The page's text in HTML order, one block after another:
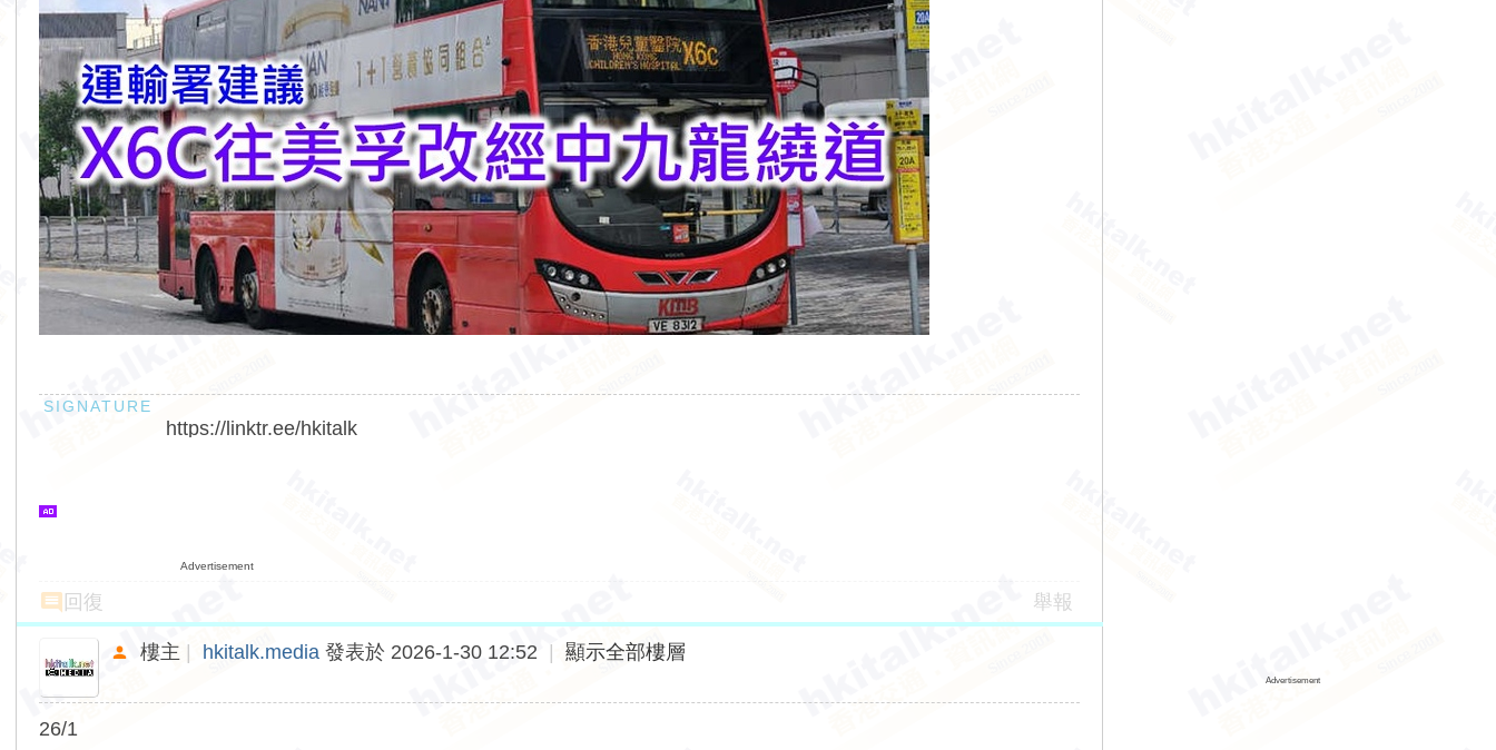
https://linktr.ee/hkitalk
Advertisement
回復 舉報
樓主 hkitalk.media 發表於 2026-1-30 12:52 顯示全部樓層
26/1
Advertisement